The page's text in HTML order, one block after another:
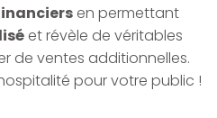
en permettant
et révèle de véritables
de ventes additionnelles.
pour votre public !